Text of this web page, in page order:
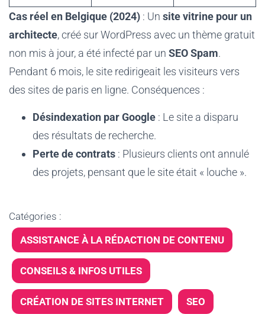
Cas réel en Belgique (2024) : Un site vitrine pour un
architecte, créé sur WordPress avec un thème gratuit
non mis à jour, a été infecté par un SEO Spam.
Pendant 6 mois, le site redirigeait les visiteurs vers
des sites de paris en ligne. Conséquences :
Désindexation par Google : Le site a disparu
des résultats de recherche.
Perte de contrats : Plusieurs clients ont annulé
des projets, pensant que le site était « louche ».
Catégories :
ASSISTANCE À LA RÉDACTION DE CONTENU
CONSEILS & INFOS UTILES
CRÉATION DE SITES INTERNET SEO